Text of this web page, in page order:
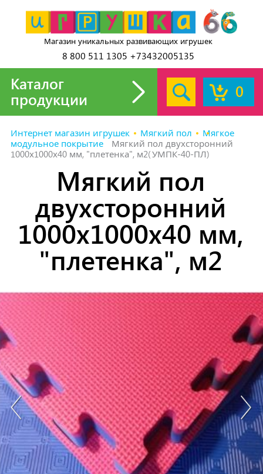
Магазин уникальных развивающих игрушек
8 800 511 1305 +73432005135
0
Каталог
продукции
Интернет магазин игрушек Мягкий пол
Мягкое
модульное покрытие
Мягкий пол двухсторонний
1000х1000х40 мм, "плетенка", м2(УМПК-40-ПЛ)
Мягкий пол
двухсторонний
1000х1000х40 мм,
"плетенка", м2